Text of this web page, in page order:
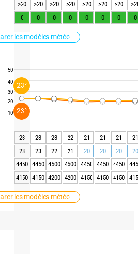
les modèles météo
les modèles météo
50
40
30
20
10
>20
>20 >20 >20 >20 >20 >20
0
0 0 0 0 0 0 0
23 23 23 22 21 21 21
21
23
23 22 21 20 20 20
20
4450
4450 4500 4500 4450 4450 4450
4150
4150 4200 4200 4150 4150 4150
23°
23°